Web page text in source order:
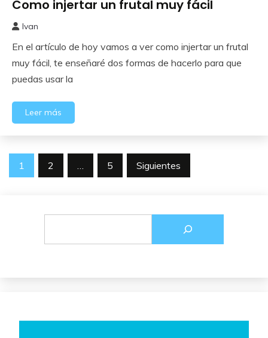
Frutales
Como injertar un frutal muy fácil
marzo,
2024
Ivan
En el artículo de hoy vamos a ver como injertar un frutal
muy fácil, te enseñaré dos formas de hacerlo para que
puedas usar la
Leer más
Paginación
1 2 … 5 Siguientes